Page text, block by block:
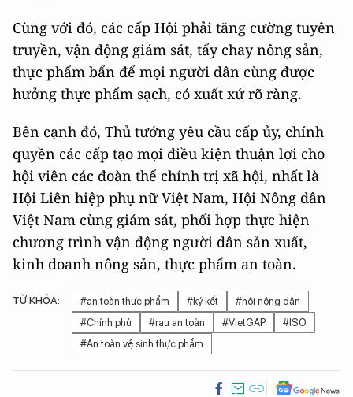
Cùng với đó, các cấp Hội phải tăng cường tuyên
truyền, vận động giám sát, tẩy chay nông sản,
thực phẩm bẩn để mọi người dân cùng được
hưởng thực phẩm sạch, có xuất xứ rõ ràng.
Bên cạnh đó, Thủ tướng yêu cầu cấp ủy, chính
quyền các cấp tạo mọi điều kiện thuận lợi cho
hội viên các đoàn thể chính trị xã hội, nhất là
Hội Liên hiệp phụ nữ Việt Nam, Hội Nông dân
Việt Nam cùng giám sát, phối hợp thực hiện
chương trình vận động người dân sản xuất,
kinh doanh nông sản, thực phẩm an toàn.
TỪ KHÓA: #an toàn thực phẩm #ký kết
#hội nông dân
#Chính phủ
#rau an toàn #VietGAP
#ISO
#An toàn vệ sinh thực phẩm